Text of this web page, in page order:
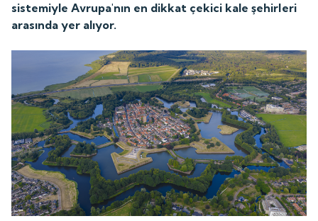
sistemiyle Avrupa'nın en dikkat çekici kale şehirleri
arasında yer alıyor.